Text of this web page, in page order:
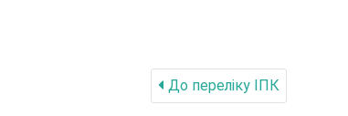
До переліку IПК